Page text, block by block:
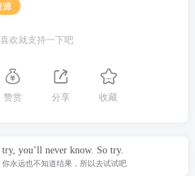
源
喜欢就支持一下吧
赞赏 分享 收藏
you’ll never know. So try.
永远也不知道结果，所以去试试吧